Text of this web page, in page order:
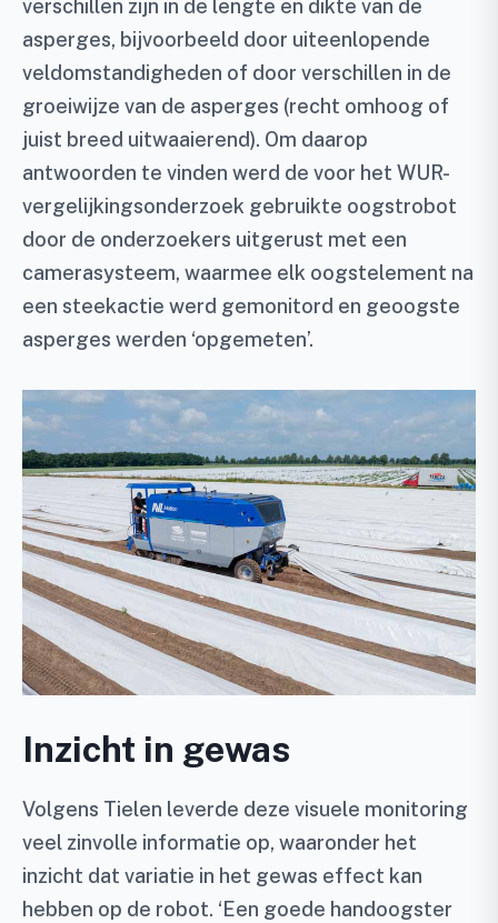
verschillen zijn in de lengte en dikte van de
asperges, bijvoorbeeld door uiteenlopende
veldomstandigheden of door verschillen in de
groeiwijze van de asperges (recht omhoog of
juist breed uitwaaierend). Om daarop
antwoorden te vinden werd de voor het WUR-
vergelijkingsonderzoek gebruikte oogstrobot
door de onderzoekers uitgerust met een
camerasysteem, waarmee elk oogstelement na
een steekactie werd gemonitord en geoogste
asperges werden ‘opgemeten’.
Inzicht in gewas
Volgens Tielen leverde deze visuele monitoring
veel zinvolle informatie op, waaronder het
inzicht dat variatie in het gewas effect kan
hebben op de robot. ‘Een goede handoogster